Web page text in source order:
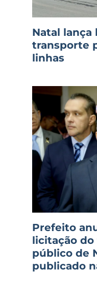
Natal lança
transporte
linhas
Prefeito
licitação
público de
publicado